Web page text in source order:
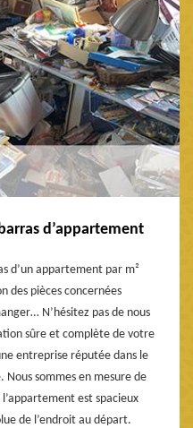
d’appartement
d’un appartement par m²
des pièces concernées
N’hésitez pas de nous
sûre et complète de votre
entreprise réputée dans le
sommes en mesure de
est spacieux
de l’endroit au départ.